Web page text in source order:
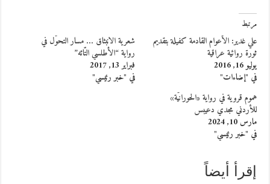
مرتبط
علي غدير: الأعوام القادمة كفيلة بتقديم
ثورة روائية عراقية
يوليو 16, 2016
في "إضاءات"
شعرية الانبثاق … مسار التحوّل في
رواية “الأطلسي التّائه”
فبراير 13, 2017
في "خبر رئيسي"
هموم قروية في رواية «الحورانيّة»
للأردني مجدي دعيبس
مارس 10, 2024
في "خبر رئيسي"
إقرأ أيضاً